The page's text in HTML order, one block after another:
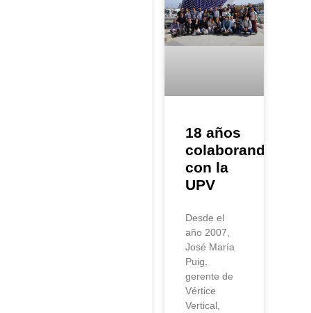
18 años
colaborando
con la
UPV
Desde el
año 2007,
José María
Puig,
gerente de
Vértice
Vertical,